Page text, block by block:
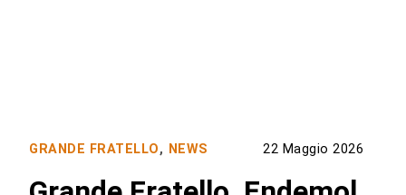
GRANDE FRATELLO, NEWS 22 Maggio 2026